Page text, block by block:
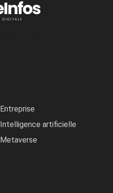
Nigeria,
Entreprise
Intelligence artificielle
Metaverse